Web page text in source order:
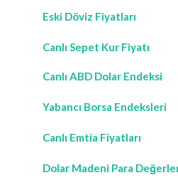
Eski Döviz Fiyatları
Canlı Sepet Kur Fiyatı
Canlı ABD Dolar Endeksi
Yabancı Borsa Endeksleri
Canlı Emtia Fiyatları
Dolar Madeni Para